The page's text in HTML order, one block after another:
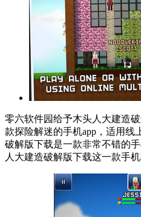
零六软件园给予木头人大建造
款探险解迷的手机app，适用线
破解版下载是一款非常不错的
人大建造破解版下载这一款手